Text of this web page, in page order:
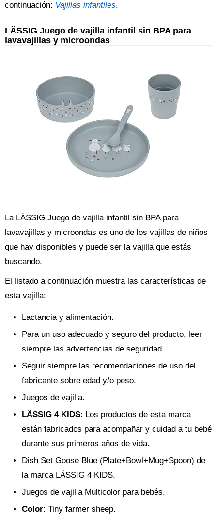
continuación: Vajillas infantiles.
LÄSSIG Juego de vajilla infantil sin BPA para
lavavajillas y microondas
La LÄSSIG Juego de vajilla infantil sin BPA para
lavavajillas y microondas es uno de los vajillas de niños
que hay disponibles y puede ser la vajilla que estás
buscando.
El listado a continuación muestra las características de
esta vajilla:
Lactancia y alimentación.
Para un uso adecuado y seguro del producto, leer
siempre las advertencias de seguridad.
Seguir siempre las recomendaciones de uso del
fabricante sobre edad y/o peso.
Juegos de vajilla.
LÄSSIG 4 KIDS: Los productos de esta marca
están fabricados para acompañar y cuidad a tu bebé
durante sus primeros años de vida.
Dish Set Goose Blue (Plate+Bowl+Mug+Spoon) de
la marca LÄSSIG 4 KIDS.
Juegos de vajilla Multicolor para bebés.
Color: Tiny farmer sheep.